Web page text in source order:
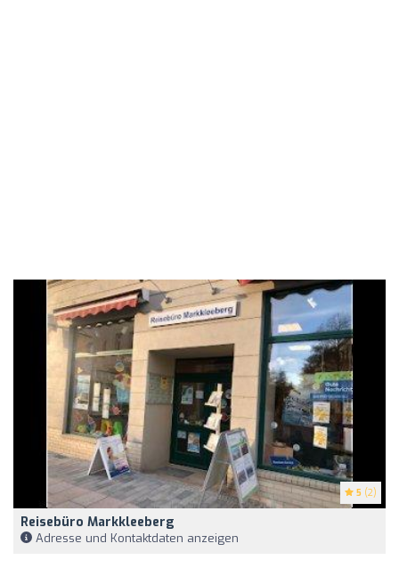
5 (2)
Reisebüro Markkleeberg
Adresse und Kontaktdaten anzeigen